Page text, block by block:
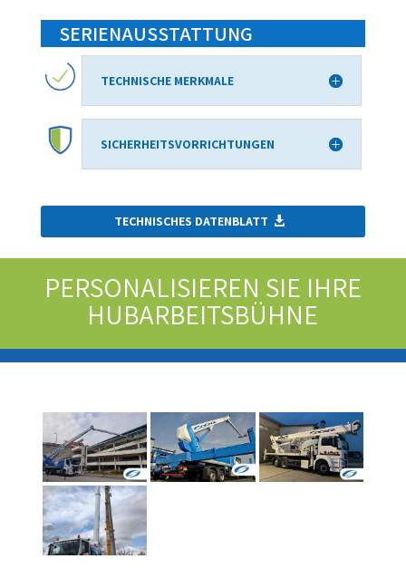
SERIENAUSSTATTUNG
TECHNISCHE MERKMALE
SICHERHEITSVORRICHTUNGEN
TECHNISCHES DATENBLATT
PERSONALISIEREN SIE IHRE
HUBARBEITSBÜHNE